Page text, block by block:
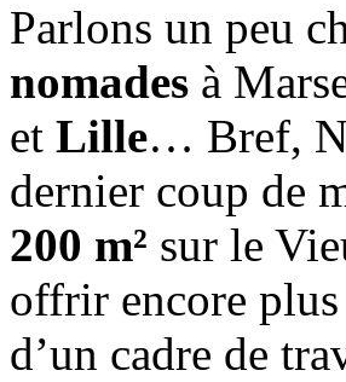
Parlons un peu
nomades à
et Lille… Bref,
dernier coup de
200 m² sur le
offrir encore plus
d’un cadre de